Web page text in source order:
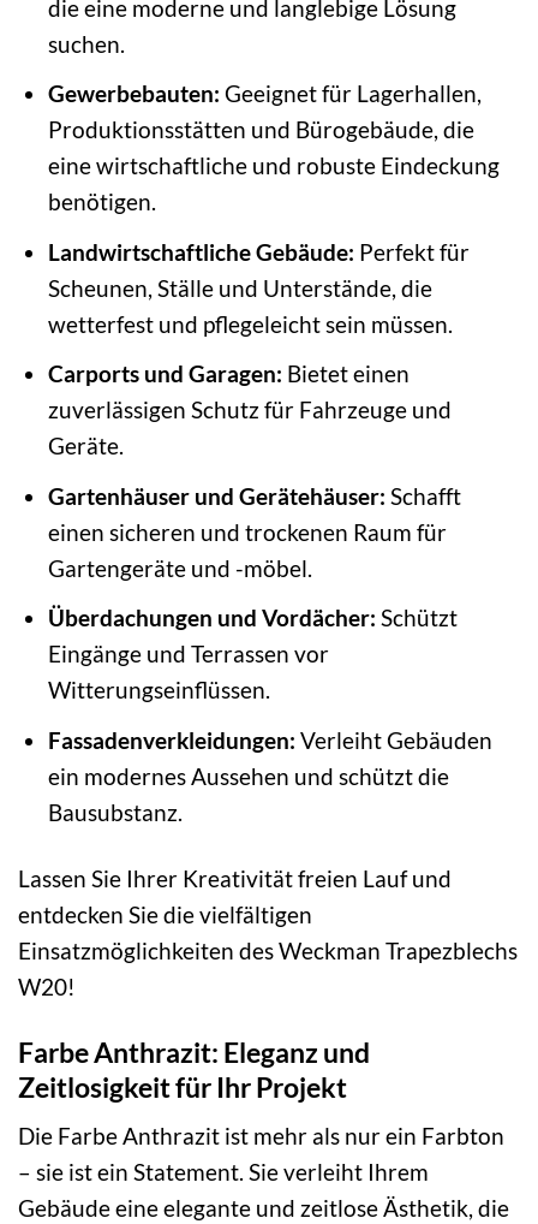
die eine moderne und langlebige Lösung
suchen.
Gewerbebauten: Geeignet für Lagerhallen,
Produktionsstätten und Bürogebäude, die
eine wirtschaftliche und robuste Eindeckung
benötigen.
Landwirtschaftliche Gebäude: Perfekt für
Scheunen, Ställe und Unterstände, die
wetterfest und pflegeleicht sein müssen.
Carports und Garagen: Bietet einen
zuverlässigen Schutz für Fahrzeuge und
Geräte.
Gartenhäuser und Gerätehäuser: Schafft
einen sicheren und trockenen Raum für
Gartengeräte und -möbel.
Überdachungen und Vordächer: Schützt
Eingänge und Terrassen vor
Witterungseinflüssen.
Fassadenverkleidungen: Verleiht Gebäuden
ein modernes Aussehen und schützt die
Bausubstanz.
Lassen Sie Ihrer Kreativität freien Lauf und
entdecken Sie die vielfältigen
Einsatzmöglichkeiten des Weckman Trapezblechs
W20!
Farbe Anthrazit: Eleganz und
Zeitlosigkeit für Ihr Projekt
Die Farbe Anthrazit ist mehr als nur ein Farbton
– sie ist ein Statement. Sie verleiht Ihrem
Gebäude eine elegante und zeitlose Ästhetik, die